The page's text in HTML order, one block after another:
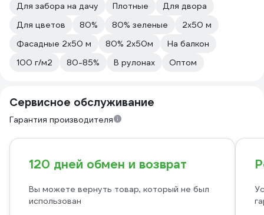
Для забора на дачу
Плотные
Для двора
Для цветов
80% 80% зеленые
2х50 м
Фасадные 2х50 м
80% 2х50м
На балкон
100 г/м2
80-85% В рулонах Оптом
Сервисное обслуживание
Гарантия производителя
120 дней обмен и возврат
Вы можете вернуть товар, который не был
использован